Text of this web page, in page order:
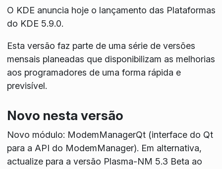
O KDE anuncia hoje o lançamento das Plataformas
do KDE 5.9.0.
Esta versão faz parte de uma série de versões
mensais planeadas que disponibilizam as melhorias
aos programadores de uma forma rápida e
previsível.
Novo nesta versão
Novo módulo: ModemManagerQt (interface do Qt
para a API do ModemManager). Em alternativa,
actualize para a versão Plasma-NM 5.3 Beta ao